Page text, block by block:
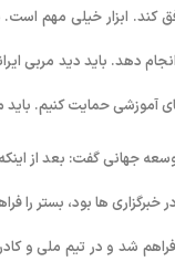
ابزار خیلی مهم است.
انجام دهد. باید دید
آموزشی حمایت کنیم.
توسعه جهانی گفت: بعد از
ها بود، بستر را
شد و در تیم ملی و